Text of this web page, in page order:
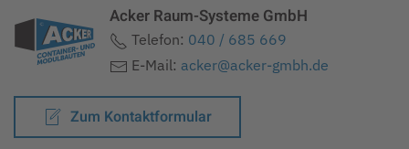
Acker Raum-Systeme GmbH
Telefon: 040 / 685 669
E-Mail: acker@acker-gmbh.de
Zum Kontaktformular